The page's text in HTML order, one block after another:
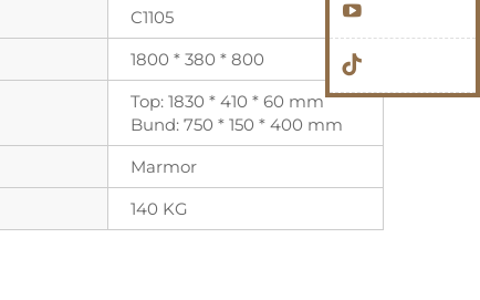
C1105
1800 * 380 * 800
Top: 1830 * 410 * 60 mm
Bund: 750 * 150 * 400 mm
Marmor
140 KG